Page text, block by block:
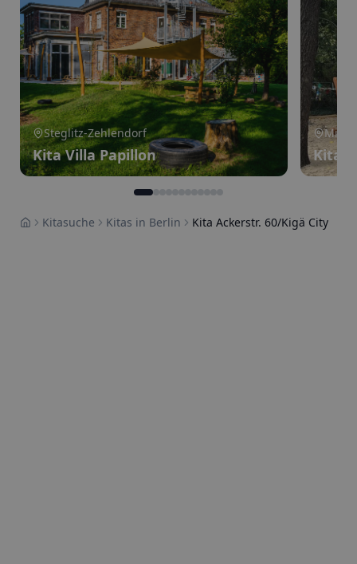
Steglitz-Zehlendorf
Kita Villa Papillon
Mitte
Kita
HomeKitasuche Kitas in Berlin Kita Ackerstr. 60/Kigä City